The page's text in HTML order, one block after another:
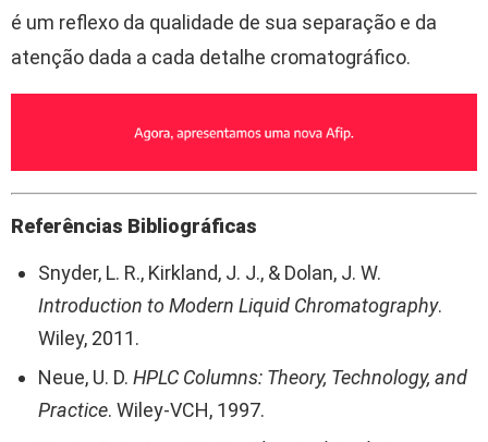
é um reflexo da qualidade de sua separação e da
atenção dada a cada detalhe cromatográfico.
Referências Bibliográficas
Snyder, L. R., Kirkland, J. J., & Dolan, J. W.
Introduction to Modern Liquid Chromatography.
Wiley, 2011.
Neue, U. D. HPLC Columns: Theory, Technology, and
Practice. Wiley-VCH, 1997.